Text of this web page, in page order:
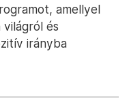
amellyel
és
irányba